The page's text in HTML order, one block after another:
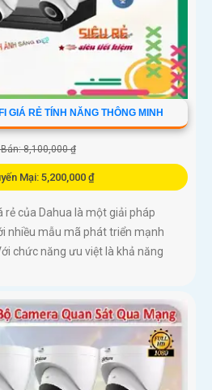
GIÁ RẺ TÍNH NĂNG THÔNG MINH
8,100,000 ₫
Mại: 5,200,000 ₫
rẻ của Dahua là một giải pháp
nhiều mẫu mã phát triển mạnh
chức năng ưu việt là khả năng